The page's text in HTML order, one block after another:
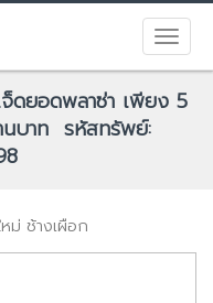
ดยอดพลาซ่า เพียง 5
นบาท รหัสทรัพย์:
ม่ ช้างเผือก